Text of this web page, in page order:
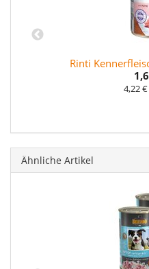
Rinti
4,22
Ähnliche Artikel